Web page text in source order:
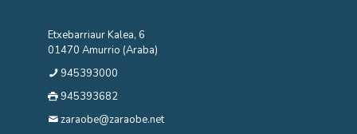
Etxebarriaur Kalea, 6
01470 Amurrio (Araba)
945393000
945393682
zaraobe@zaraobe.net